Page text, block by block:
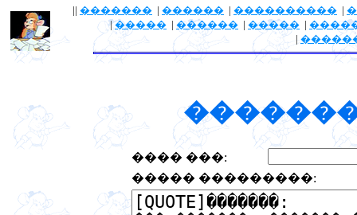
|| ������� | ������ | ���������� |
|����� | ������ | ����� |
|
���� ���:
����� ���������: